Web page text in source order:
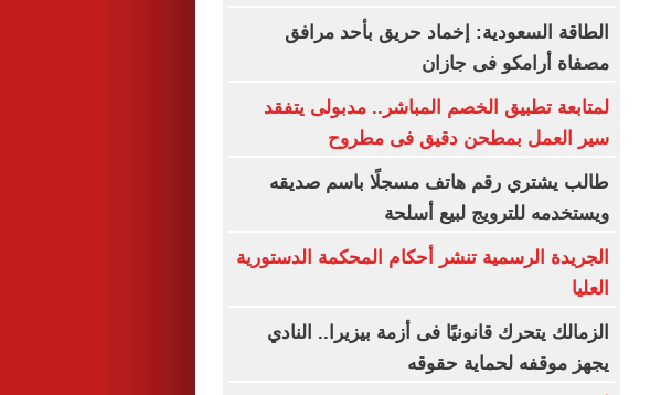
الطاقة السعودية: إخماد حريق بأحد مرافق
مصفاة أرامكو فى جازان
لمتابعة تطبيق الخصم المباشر.. مدبولى يتفقد
سير العمل بمطحن دقيق فى مطروح
طالب يشتري رقم هاتف مسجلًا باسم صديقه
ويستخدمه للترويج لبيع أسلحة
الجريدة الرسمية تنشر أحكام المحكمة الدستورية
العليا
الزمالك يتحرك قانونيًا فى أزمة بيزيرا.. النادي
يجهز موقفه لحماية حقوقه